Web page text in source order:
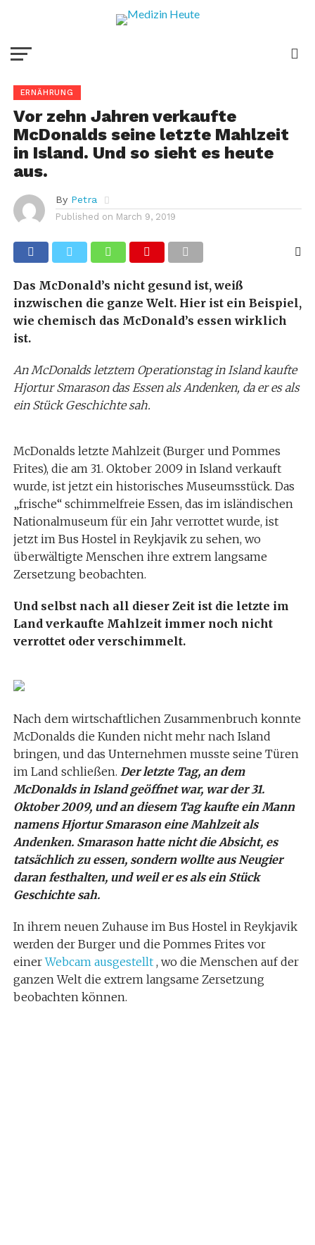
ERNÄHRUNG
Vor zehn Jahren verkaufte
McDonalds seine letzte Mahlzeit
in Island. Und so sieht es heute
aus.
By Petra
Published on March 9, 2019
Das McDonald’s nicht gesund ist, weiß
inzwischen die ganze Welt. Hier ist ein Beispiel,
wie chemisch das McDonald’s essen wirklich
ist.
An McDonalds letztem Operationstag in Island kaufte
Hjortur Smarason das Essen als Andenken, da er es als
ein Stück Geschichte sah.
McDonalds letzte Mahlzeit (Burger und Pommes
Frites), die am 31. Oktober 2009 in Island verkauft
wurde, ist jetzt ein historisches Museumsstück. Das
„frische“ schimmelfreie Essen, das im isländischen
Nationalmuseum für ein Jahr verrottet wurde, ist
jetzt im Bus Hostel in Reykjavik zu sehen, wo
überwältigte Menschen ihre extrem langsame
Zersetzung beobachten.
Und selbst nach all dieser Zeit ist die letzte im
Land verkaufte Mahlzeit immer noch nicht
verrottet oder verschimmelt.
Nach dem wirtschaftlichen Zusammenbruch konnte
McDonalds die Kunden nicht mehr nach Island
bringen, und das Unternehmen musste seine Türen
im Land schließen. Der letzte Tag, an dem
McDonalds in Island geöffnet war, war der 31.
Oktober 2009, und an diesem Tag kaufte ein Mann
namens Hjortur Smarason eine Mahlzeit als
Andenken. Smarason hatte nicht die Absicht, es
tatsächlich zu essen, sondern wollte aus Neugier
daran festhalten, und weil er es als ein Stück
Geschichte sah.
In ihrem neuen Zuhause im Bus Hostel in Reykjavik
werden der Burger und die Pommes Frites vor
einerWebcam ausgestellt, wo die Menschen auf der
ganzen Welt die extrem langsame Zersetzung
beobachten können.